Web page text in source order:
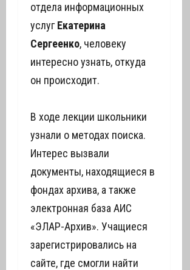
отдела информационных
услугЕкатерина
Сергеенко, человеку
интересно узнать, откуда
он происходит.
В ходе лекции школьники
узнали о методах поиска.
Интерес вызвали
документы, находящиеся в
фондах архива, а также
электронная база АИС
«ЭЛАР-Архив». Учащиеся
зарегистрировались на
сайте, где смогли найти